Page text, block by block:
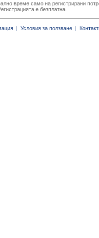
време само на регистрирани
е безплатна.
| Условия за ползване |